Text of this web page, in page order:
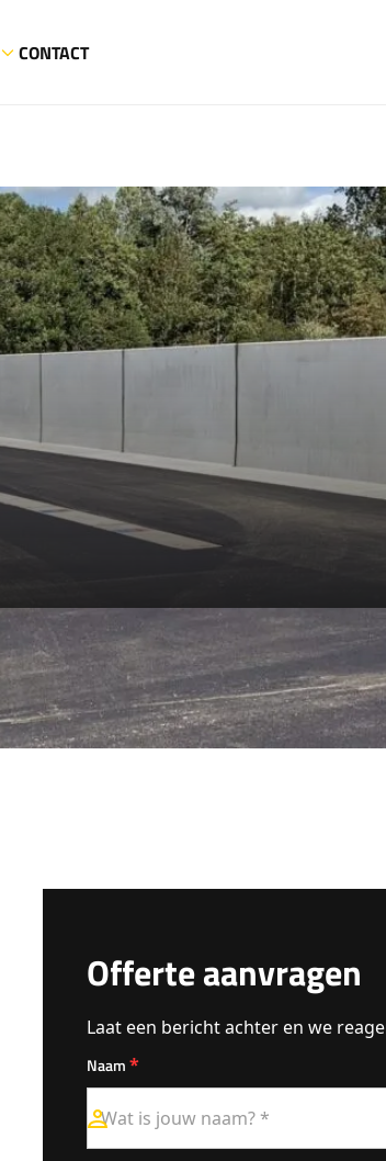
CONTACT
Offerte aanvragen
Laat een bericht achter en we
Naam*